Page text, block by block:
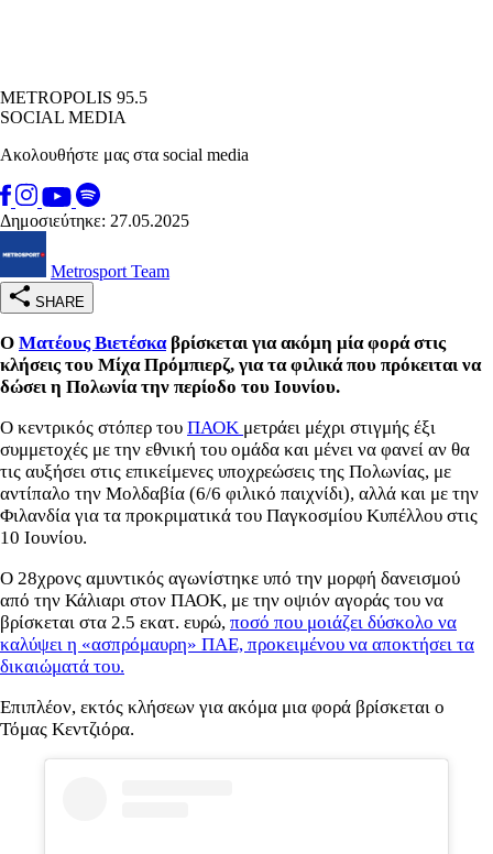
METROPOLIS 95.5
SOCIAL MEDIA
Ακολουθήστε μας στα social media
Δημοσιεύτηκε: 27.05.2025
Metrosport Team
SHARE
O Ματέους Βιετέσκαβρίσκεται για ακόμη μία φορά στις
κλήσεις του Μίχα Πρόμπιερζ, για τα φιλικά που πρόκειται να
δώσει η Πολωνία την περίοδο του Ιουνίου.
Ο κεντρικός στόπερ του ΠΑΟΚ μετράει μέχρι στιγμής έξι
συμμετοχές με την εθνική του ομάδα και μένει να φανεί αν θα
τις αυξήσει στις επικείμενες υποχρεώσεις της Πολωνίας, με
αντίπαλο την Μολδαβία (6/6 φιλικό παιχνίδι), αλλά και με την
Φιλανδία για τα προκριματικά του Παγκοσμίου Κυπέλλου στις
10 Ιουνίου.
Ο 28χρονς αμυντικός αγωνίστηκε υπό την μορφή δανεισμού
από την Κάλιαρι στον ΠΑΟΚ, με την οψιόν αγοράς του να
βρίσκεται στα 2.5 εκατ. ευρώ, ποσό που μοιάζει δύσκολο να
καλύψει η «ασπρόμαυρη» ΠΑΕ, προκειμένου να αποκτήσει τα
δικαιώματά του.
Επιπλέον, εκτός κλήσεων για ακόμα μια φορά βρίσκεται ο
Τόμας Κεντζιόρα.